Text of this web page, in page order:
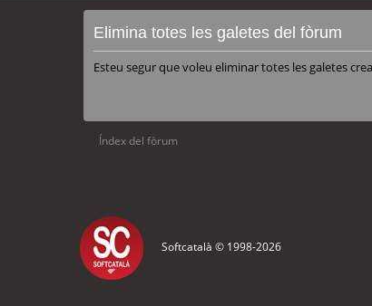
Elimina totes les galetes del fòrum
Esteu segur que voleu eliminar totes les galetes
Índex del fòrum
Softcatalà © 1998-2026